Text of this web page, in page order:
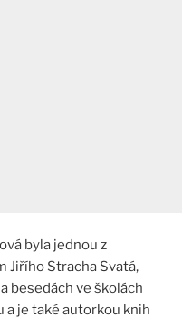
byla jednou z
Jiřího Stracha Svatá,
besedách ve školách
a je také autorkou knih